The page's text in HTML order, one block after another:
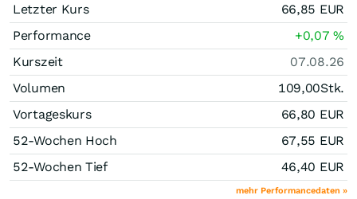
Letzter Kurs
66,85 EUR
Performance
+0,07%
Kurszeit
07.08.26
Volumen
109,00Stk.
Vortageskurs
66,80 EUR
52-Wochen Hoch
67,55 EUR
52-Wochen Tief
46,40 EUR
mehr Performancedaten »